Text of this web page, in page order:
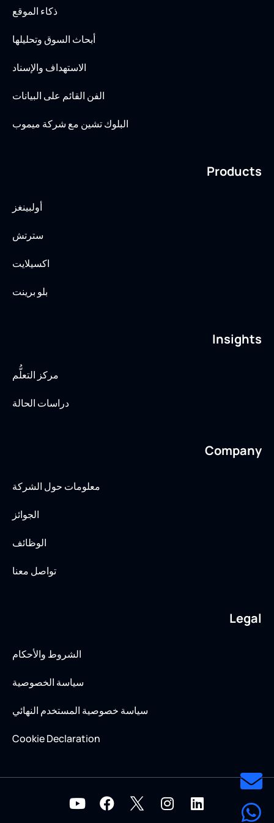
ذكاء الموقع
أبحاث السوق وتحليلها
الاستهداف والإسناد
الفن القائم على البيانات
البلوك تشين مع شركة ميموب
Products
أولبينغز
سترتش
اكسيلايت
بلو برينت
Insights
مركز التعلُّم
دراسات الحالة
Company
معلومات حول الشركة
الجوائز
الوظائف
تواصل معنا
Legal
الشروط والأحكام
سياسة الخصوصية
سياسة خصوصية المستخدم النهائي
Cookie Declaration